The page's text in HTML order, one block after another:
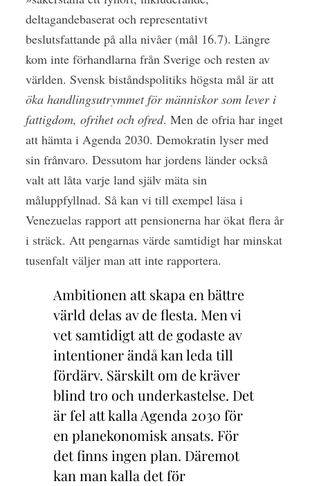
deltagandebaserat och representativt
beslutsfattande på alla nivåer (mål 16.7). Längre
kom inte förhandlarna från Sverige och resten av
världen. Svensk biståndspolitiks högsta mål är att
öka handlingsutrymmet för människor som lever i
fattigdom, ofrihet och ofred. Men de ofria har inget
att hämta i Agenda 2030. Demokratin lyser med
sin frånvaro. Dessutom har jordens länder också
valt att låta varje land själv mäta sin
måluppfyllnad. Så kan vi till exempel läsa i
Venezuelas rapport att pensionerna har ökat flera år
i sträck. Att pengarnas värde samtidigt har minskat
tusenfalt väljer man att inte rapportera.
Ambitionen att skapa en bättre
värld delas av de flesta. Men vi
vet samtidigt att de godaste av
intentioner ändå kan leda till
fördärv. Särskilt om de kräver
blind tro och underkastelse. Det
är fel att kalla Agenda 2030 för
en planekonomisk ansats. För
det finns ingen plan. Däremot
kan man kalla det för